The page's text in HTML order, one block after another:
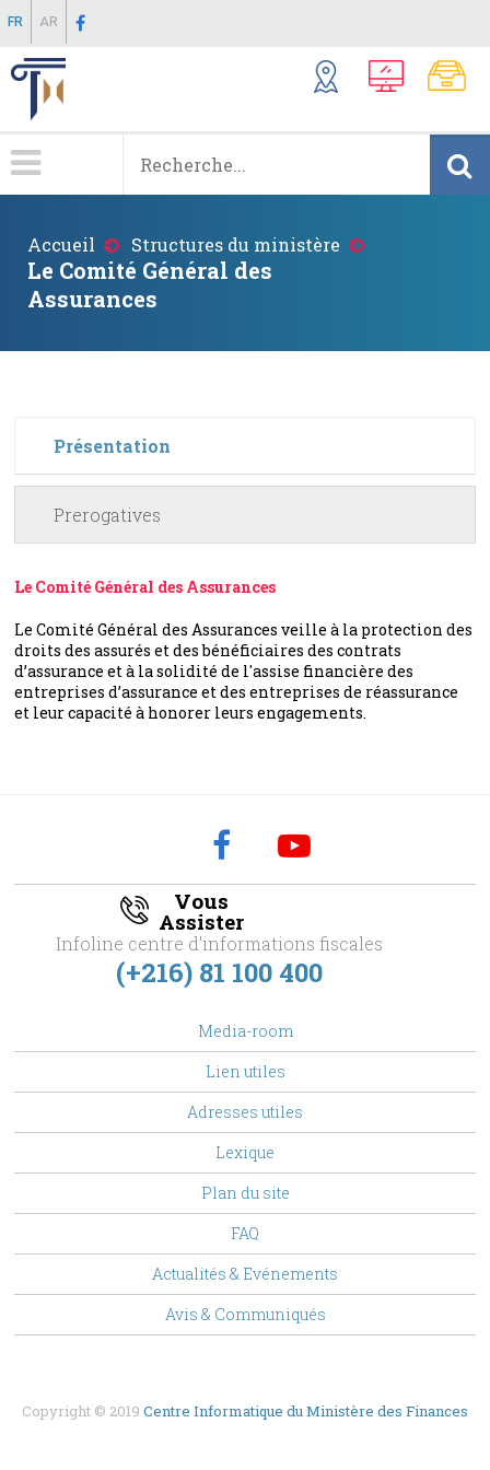
au
contenu
principal
FR AR
Principale
Fil
d'Ariane
Accueil Structures du ministère
Le Comité Général des
Assurances
Présentation
Prerogatives
Le Comité Général des Assurances
Le Comité Général des Assurances veille à la protection des
droits des assurés et des bénéficiaires des contrats
d’assurance et à la solidité de l'assise financière des
entreprises d’assurance et des entreprises de réassurance
et leur capacité à honorer leurs engagements.
Vous
Assister
Infoline centre d'informations fiscales
(+216) 81 100 400
Media-room
Lien utiles
Adresses utiles
Lexique
Plan du site
FAQ
Actualités & Evénements
Avis & Communiqués
Copyright © 2019 Centre Informatique du Ministère des Finances